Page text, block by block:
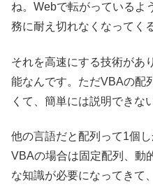
ね。Webで転がっているよ
務に耐え切れなくなってく
それを高速にする技術があ
能なんです。ただVBAの配
くて、簡単には説明できな
他の言語だと配列って1個
VBAの場合は固定配列、動
な知識が必要になってきて